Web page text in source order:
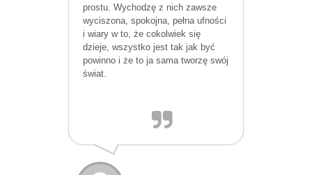
prostu. Wychodzę z nich zawsze
wyciszona, spokojna, pełna ufności
i wiary w to, że cokolwiek się
dzieje, wszystko jest tak jak być
powinno i że to ja sama tworzę swój
świat.